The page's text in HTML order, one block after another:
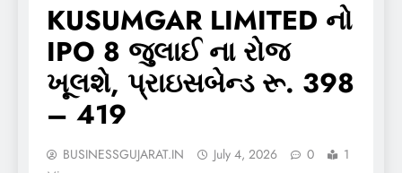
KUSUMGAR LIMITED નો
IPO 8 જુલાઈ ના રોજ
ખૂલશે, પ્રાઇસબેન્ડ રૂ. 398
– 419
BUSINESSGUJARAT.IN July 4, 2026 0
1